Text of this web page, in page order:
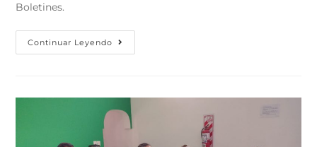
Boletines.
Continuar Leyendo